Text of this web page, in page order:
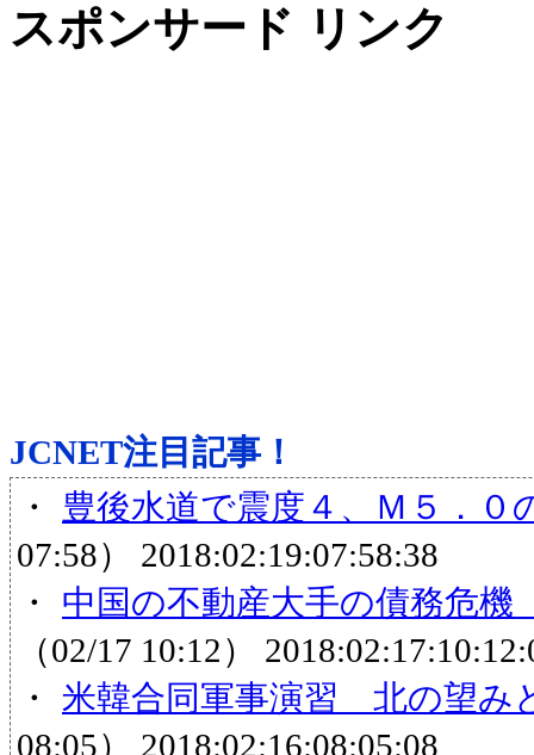
スポンサード リンク
JCNET注目記事！
・
豊後水道で震度４、Ｍ５．
07:58） 2018:02:19:07:58:38
・ 中国の不動産大手の債務危
（02/17 10:12）
・ 米韓合同軍事演習 北の望
08:05） 2018:02:16:08:05:08